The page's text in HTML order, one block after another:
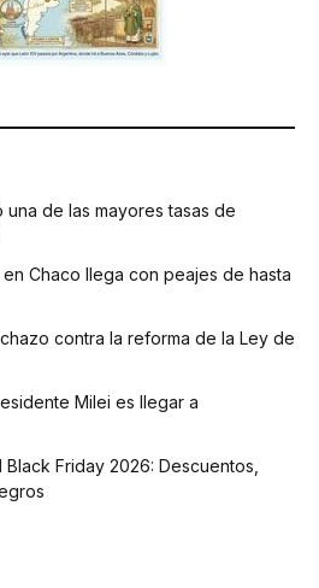
una de las mayores tasas de
Chaco llega con peajes de hasta
contra la reforma de la Ley de
Milei es llegar a
Friday 2026: Descuentos,